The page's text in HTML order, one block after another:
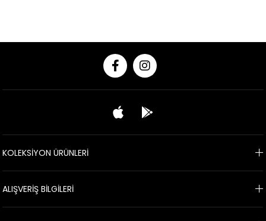
KOLEKSİYON ÜRÜNLERİ
ALIŞVERİŞ BİLGİLERİ